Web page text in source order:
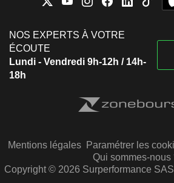
NOS EXPERTS À VOTRE
ÉCOUTE
Lundi - Vendredi 9h-12h / 14h-
18h
Mentions légales Paramétrer les
Qui sommes-nous
Copyright © 2026 Surperformance